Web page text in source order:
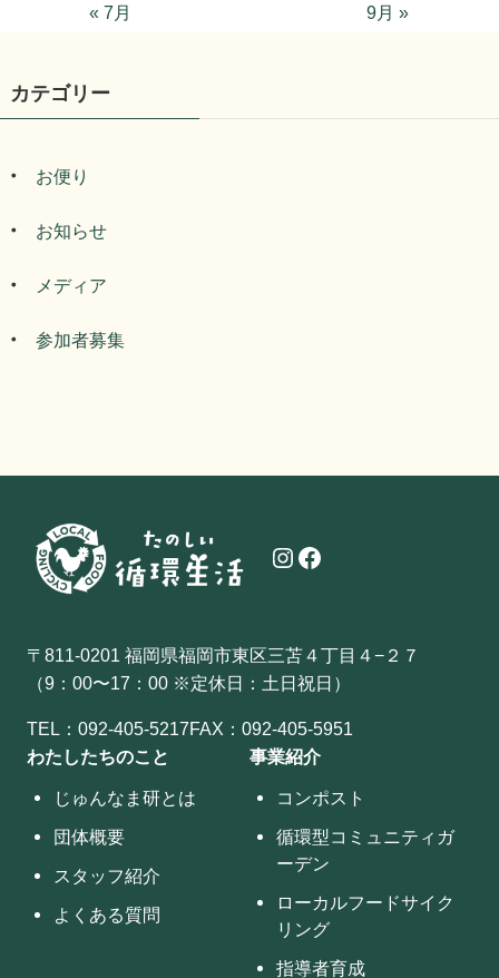
« 7月
9月 »
カテゴリー
お便り
お知らせ
メディア
参加者募集
Instagram Facebook
〒811-0201 福岡県福岡市東区三苫４丁目４−２７
（9：00〜17：00 ※定休日：土日祝日）
TEL：092-405-5217FAX：092-405-5951
わたしたちのこと
じゅんなま研とは
団体概要
スタッフ紹介
よくある質問
事業紹介
コンポスト
循環型コミュニティガ
ーデン
ローカルフードサイク
リング
指導者育成